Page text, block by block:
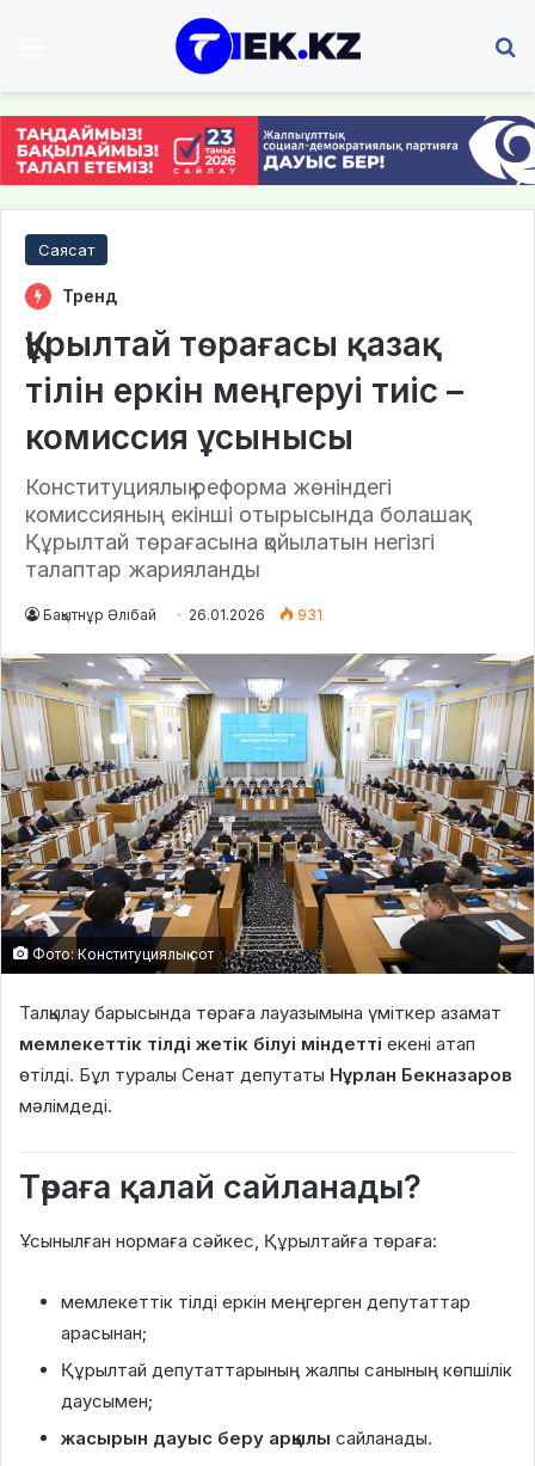
Саясат
Тренд
Құрылтай төрағасы қазақ
тілін еркін меңгеруі тиіс –
комиссия ұсынысы
Конституциялық реформа жөніндегі
комиссияның екінші отырысында болашақ
Құрылтай төрағасына қойылатын негізгі
талаптар жарияланды
Бақытнұр Әлібай 26.01.2026 931
Фото: Конституциялық сот
Талқылау барысында төраға лауазымына үміткер азамат
мемлекеттік тілді жетік білуі міндетті екені атап
өтілді. Бұл туралы Сенат депутаты Нұрлан Бекназаров
мәлімдеді.
Төраға қалай сайланады?
Ұсынылған нормаға сәйкес, Құрылтайға төраға:
мемлекеттік тілді еркін меңгерген депутаттар
арасынан;
Құрылтай депутаттарының жалпы санының көпшілік
даусымен;
жасырын дауыс беру арқылы сайланады.